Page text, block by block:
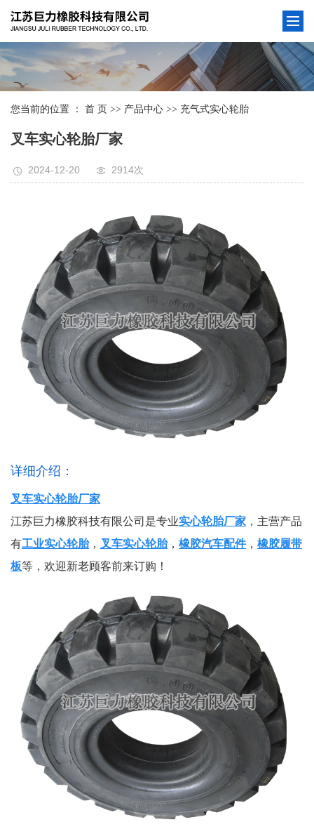
您当前的位置 ： 首 页 >> 产品中心 >> 充气式实心轮胎
叉车实心轮胎厂家
2024-12-20 2914次
详细介绍：
叉车实心轮胎厂家
江苏巨力橡胶科技有限公司是专业实心轮胎厂家 ，主营产品
有工业实心轮胎， 叉车实心轮胎， 橡胶汽车配件， 橡胶履带
板等，欢迎新老顾客前来订购！